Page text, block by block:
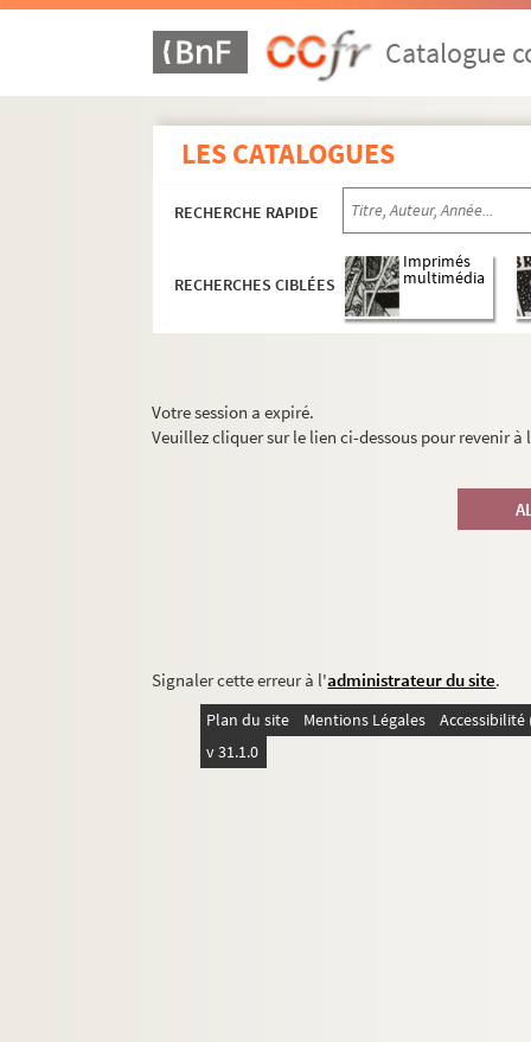
Catalogue
LES CATALOGUES
RECHERCHE RAPIDE
RECHERCHES CIBLÉES
Imprimés
multimédia
Votre session a expiré.
Veuillez cliquer sur le lien ci-dessous pour revenir
Signaler cette erreur à l'administrateur du site.
Plan du site Mentions Légales
v 31.1.0